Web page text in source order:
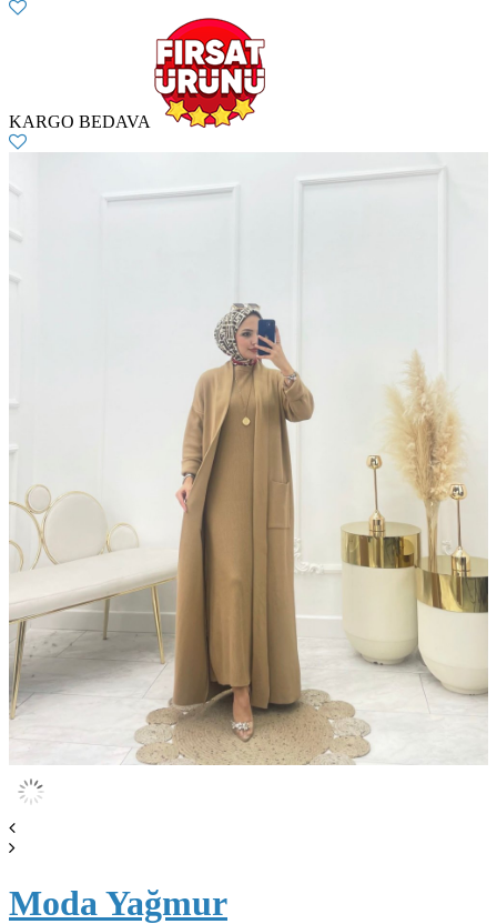
KARGO BEDAVA
Moda Yağmur